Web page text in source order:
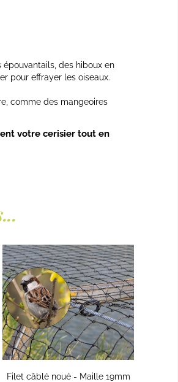
épouvantails, des hiboux en
pour effrayer les oiseaux.
comme des mangeoires
votre cerisier tout en
Filet câblé noué - Maille 19mm